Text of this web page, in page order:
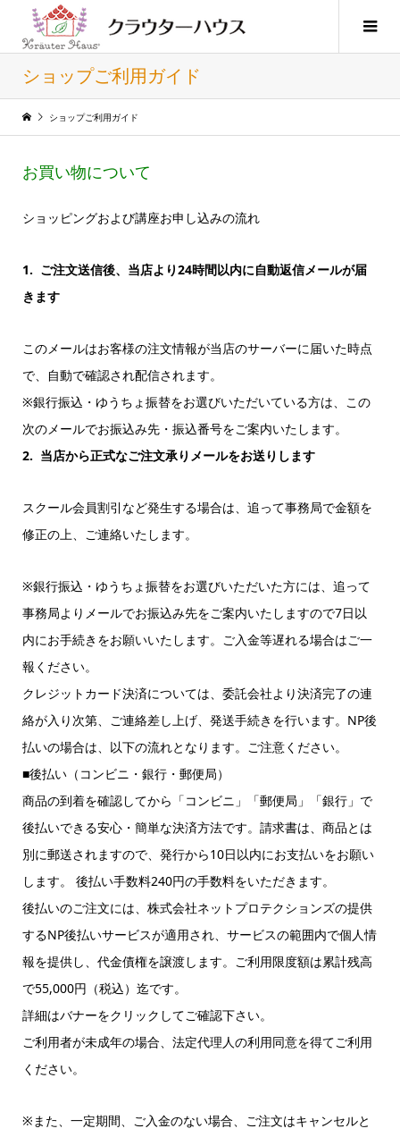
ショップご利用ガイド
ショップご利用ガイド
お買い物について
ショッピングおよび講座お申し込みの流れ
1. ご注文送信後、当店より24時間以内に自動返信メールが届
きます
このメールはお客様の注文情報が当店のサーバーに届いた時点
で、自動で確認され配信されます。
※銀行振込・ゆうちょ振替をお選びいただいている方は、この
次のメールでお振込み先・振込番号をご案内いたします。
2. 当店から正式なご注文承りメールをお送りします
スクール会員割引など発生する場合は、追って事務局で金額を
修正の上、ご連絡いたします。
※銀行振込・ゆうちょ振替をお選びいただいた方には、追って
事務局よりメールでお振込み先をご案内いたしますので7日以
内にお手続きをお願いいたします。ご入金等遅れる場合はご一
報ください。
クレジットカード決済については、委託会社より決済完了の連
絡が入り次第、ご連絡差し上げ、発送手続きを行います。NP後
払いの場合は、以下の流れとなります。ご注意ください。
■後払い（コンビニ・銀行・郵便局）
商品の到着を確認してから「コンビニ」「郵便局」「銀行」で
後払いできる安心・簡単な決済方法です。請求書は、商品とは
別に郵送されますので、発行から10日以内にお支払いをお願い
します。 後払い手数料240円の手数料をいただきます。
後払いのご注文には、株式会社ネットプロテクションズの提供
するNP後払いサービスが適用され、サービスの範囲内で個人情
報を提供し、代金債権を譲渡します。ご利用限度額は累計残高
で55,000円（税込）迄です。
詳細はバナーをクリックしてご確認下さい。
ご利用者が未成年の場合、法定代理人の利用同意を得てご利用
ください。
※また、一定期間、ご入金のない場合、ご注文はキャンセルと